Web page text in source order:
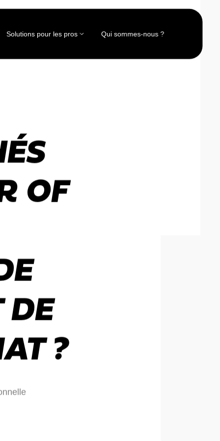
Solutions pour les pros Qui sommes-nous ?
OF
DE
?